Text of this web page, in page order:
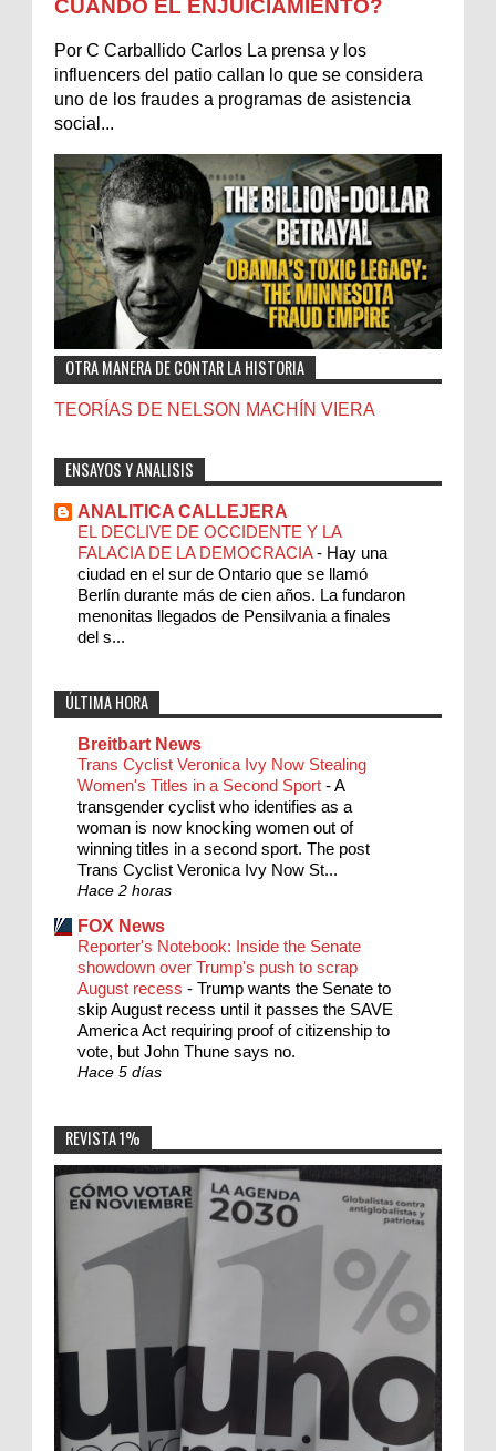
CUÁNDO EL ENJUICIAMIENTO?
Por C Carballido Carlos La prensa y los
influencers del patio callan lo que se considera
uno de los fraudes a programas de asistencia
social...
OTRA MANERA DE CONTAR LA HISTORIA
TEORÍAS DE NELSON MACHÍN VIERA
ENSAYOS Y ANALISIS
ANALITICA CALLEJERA
EL DECLIVE DE OCCIDENTE Y LA
FALACIA DE LA DEMOCRACIA- Hay una
ciudad en el sur de Ontario que se llamó
Berlín durante más de cien años. La fundaron
menonitas llegados de Pensilvania a finales
del s...
ÚLTIMA HORA
Breitbart News
Trans Cyclist Veronica Ivy Now Stealing
Women's Titles in a Second Sport -A
transgender cyclist who identifies as a
woman is now knocking women out of
winning titles in a second sport. The post
Trans Cyclist Veronica Ivy Now St...
Hace 2 horas
FOX News
Reporter's Notebook: Inside the Senate
showdown over Trump's push to scrap
August recess - Trump wants the Senate to
skip August recess until it passes the SAVE
America Act requiring proof of citizenship to
vote, but John Thune says no.
Hace 5 días
REVISTA 1%